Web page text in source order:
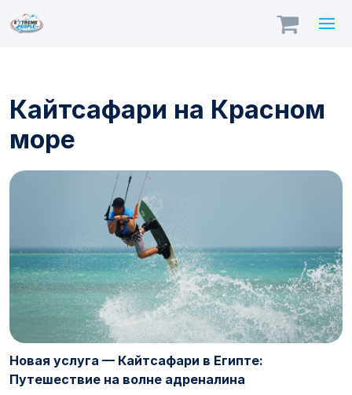
Кайтсафари на Красном
море
Новая услуга — Кайтсафари в Египте:
Путешествие на волне адреналина